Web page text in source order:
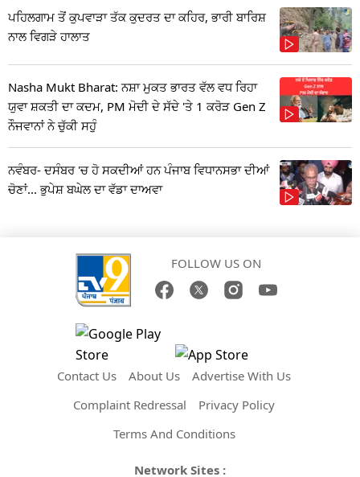
ਪਹਿਲਗਾਮ ਤੋਂ ਕੁਪਵਾੜਾ ਤੱਕ ਕੁਦਰਤ ਦਾ ਕਹਿਰ, ਭਾਰੀ ਬਾਰਿਸ਼
ਨਾਲ ਵਿਗੜੇ ਹਾਲਾਤ
Nasha Mukt Bharat: ਨਸ਼ਾ ਮੁਕਤ ਭਾਰਤ ਵੱਲ ਵਧ ਰਿਹਾ
ਯੁਵਾ ਸ਼ਕਤੀ ਦਾ ਕਦਮ, PM ਮੋਦੀ ਦੇ ਸੱਦੇ 'ਤੇ 1 ਕਰੋੜ Gen Z
ਨੌਜਵਾਨਾਂ ਨੇ ਚੁੱਕੀ ਸਹੁੰ
ਨਵੰਬਰ- ਦਸੰਬਰ 'ਚ ਹੋ ਸਕਦੀਆਂ ਹਨ ਪੰਜਾਬ ਵਿਧਾਨਸਭਾ ਦੀਆਂ
ਚੋਣਾਂ... ਭੁਪੇਸ਼ ਬਘੇਲ ਦਾ ਵੱਡਾ ਦਾਅਵਾ
FOLLOW US ON
Contact Us About Us
Advertise With Us
Complaint Redressal
Privacy Policy
Terms And Conditions
Network Sites :